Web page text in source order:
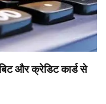
और क्रेडिट कार्ड से